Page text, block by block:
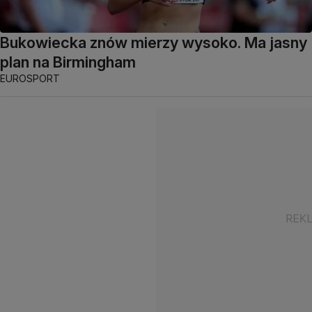
Bukowiecka znów mierzy wysoko. Ma jasny
plan na Birmingham
EUROSPORT